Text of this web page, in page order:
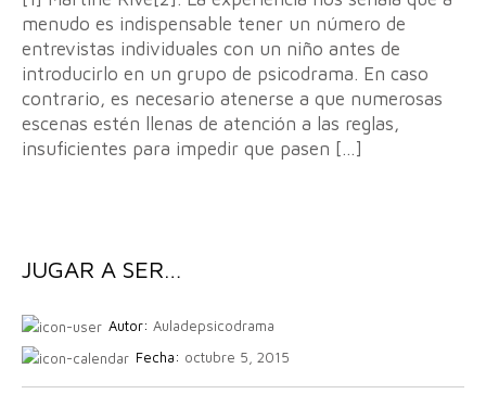
menudo es indispensable tener un número de
entrevistas individuales con un niño antes de
introducirlo en un grupo de psicodrama. En caso
contrario, es necesario atenerse a que numerosas
escenas estén llenas de atención a las reglas,
insuficientes para impedir que pasen […]
JUGAR A SER…
Autor: Auladepsicodrama
Fecha: octubre 5, 2015